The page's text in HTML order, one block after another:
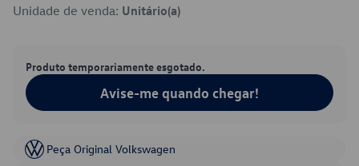
Unidade de venda: Unitário(a)
Produto temporariamente esgotado.
Avise-me quando chegar!
Peça Original Volkswagen